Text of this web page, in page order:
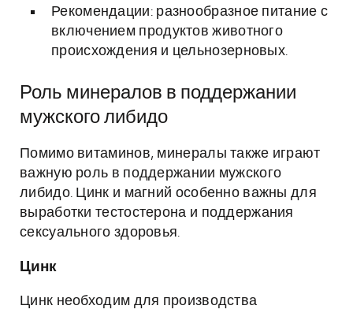
Рекомендации: разнообразное питание с
включением продуктов животного
происхождения и цельнозерновых.
Роль минералов в поддержании
мужского либидо
Помимо витаминов, минералы также играют
важную роль в поддержании мужского
либидо. Цинк и магний особенно важны для
выработки тестостерона и поддержания
сексуального здоровья.
Цинк
Цинк необходим для производства